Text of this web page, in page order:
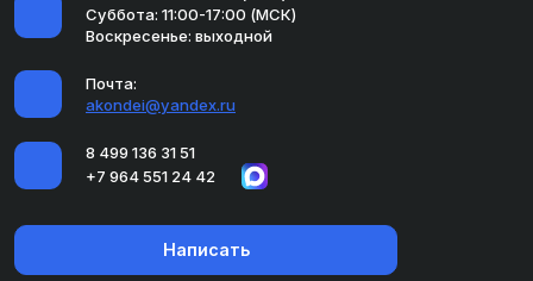
Суббота: 11:00-17:00 (МСК)
Воскресенье: выходной
Почта:
akondei@yandex.ru
8 499 136 31 51
+7 964 551 24 42
Написать